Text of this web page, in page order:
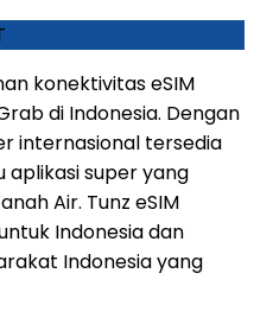
konektivitas eSIM
di Indonesia. Dengan
internasional tersedia
aplikasi super yang
Air. Tunz eSIM
Indonesia dan
Indonesia yang